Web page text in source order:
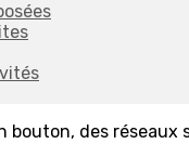
bouton, des réseaux